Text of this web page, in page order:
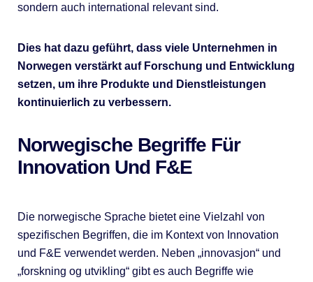
sondern auch international relevant sind.
Dies hat dazu geführt, dass viele Unternehmen in
Norwegen verstärkt auf Forschung und Entwicklung
setzen, um ihre Produkte und Dienstleistungen
kontinuierlich zu verbessern.
Norwegische Begriffe Für
Innovation Und F&E
Die norwegische Sprache bietet eine Vielzahl von
spezifischen Begriffen, die im Kontext von Innovation
und F&E verwendet werden. Neben „innovasjon“ und
„forskning og utvikling“ gibt es auch Begriffe wie